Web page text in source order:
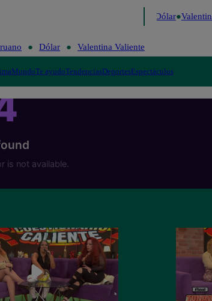
Dólar
Dólar Valentina Valiente
MundoTe ayudoTendenciasDeportesEspectáculos